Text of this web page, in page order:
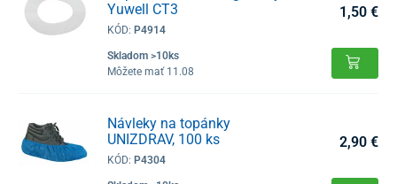
Yuwell CT3
KÓD: P4914
Skladom >10ks
Môžete mať 11.08
1,50 €
Návleky na topánky
UNIZDRAV, 100 ks
KÓD: P4304
2,90 €